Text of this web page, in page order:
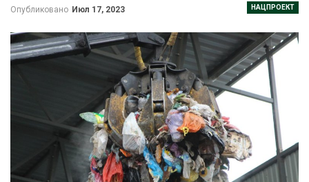
НАЦПРОЕКТ
Опубликовано Июл 17, 2023